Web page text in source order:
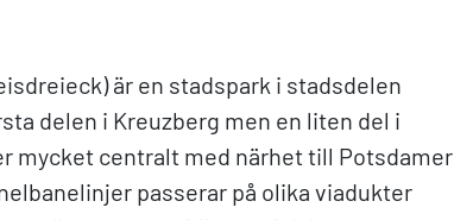
är en stadspark i stadsdelen
delen i Kreuzberg men en liten del i
mycket centralt med närhet till Potsdamer
passerar på olika viadukter